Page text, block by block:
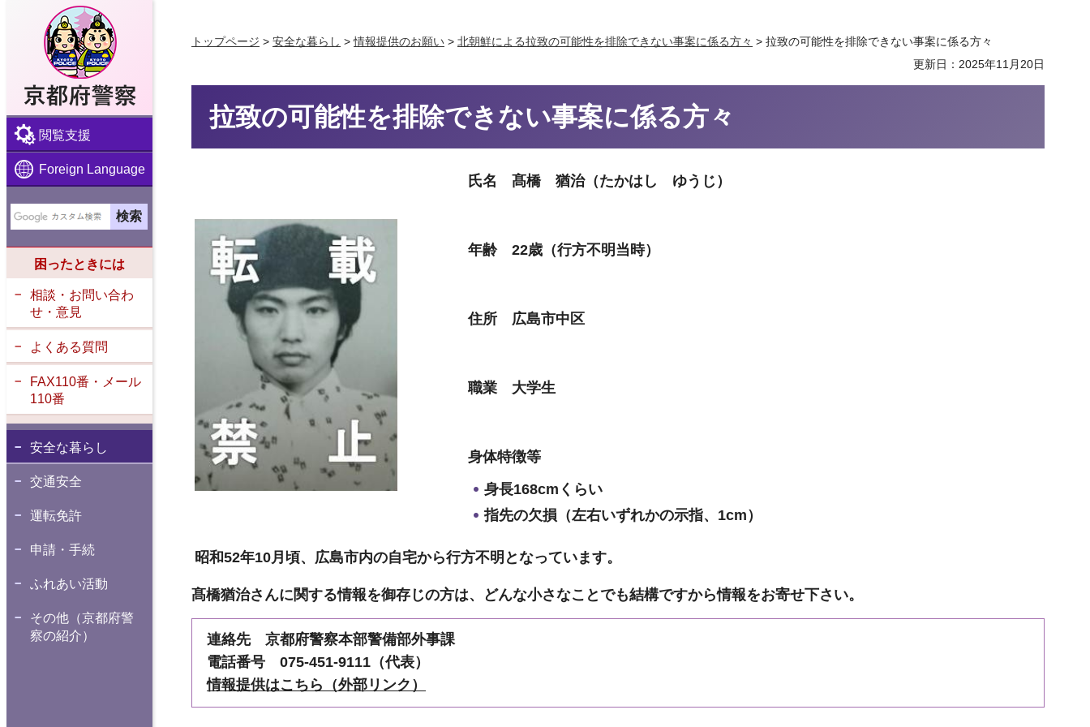
京都府警察
閲覧支援
Foreign Language
困ったときには
相談・お問い合わ
せ・意見
よくある質問
FAX110番・メール
110番
安全な暮らし
交通安全
運転免許
申請・手続
ふれあい活動
その他（京都府警
察の紹介）
トップページ > 安全な暮らし >情報提供のお願い > 北朝鮮による拉致の可能性を排除できない事案に係る方々 > 拉致の可能性を排除できない事案に係る方々
更新日：2025年11月20日
拉致の可能性を排除できない事案に係る方々
氏名 髙橋 猶治（たかはし ゆうじ）
年齢 22歳（行方不明当時）
住所 広島市中区
職業 大学生
身体特徴等
身長168cmくらい
指先の欠損 （左右いずれかの示指、1cm）
昭和52年10月頃、広島市内の自宅から行方不明となっています。
髙橋猶治さんに関する情報を御存じの方は、どんな小さなことでも結構ですから情報をお寄せ下さい。
連絡先 京都府警察本部警備部外事課
電話番号 075-451-9111（代表）
情報提供はこちら（外部リンク）